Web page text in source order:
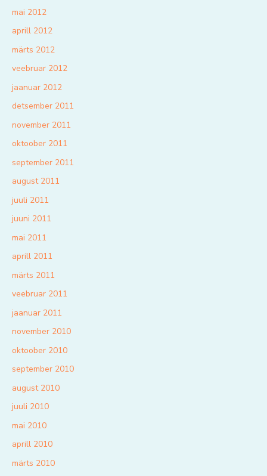
mai 2012
aprill 2012
märts 2012
veebruar 2012
jaanuar 2012
detsember 2011
november 2011
oktoober 2011
september 2011
august 2011
juuli 2011
juuni 2011
mai 2011
aprill 2011
märts 2011
veebruar 2011
jaanuar 2011
november 2010
oktoober 2010
september 2010
august 2010
juuli 2010
mai 2010
aprill 2010
märts 2010